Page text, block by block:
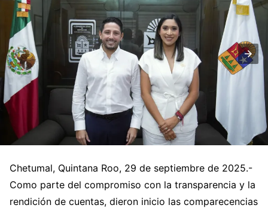
Chetumal, Quintana Roo, 29 de septiembre de 2025.-
Como parte del compromiso con la transparencia y la
rendición de cuentas, dieron inicio las comparecencias